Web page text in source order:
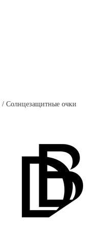
/ Солнцезащитные очки